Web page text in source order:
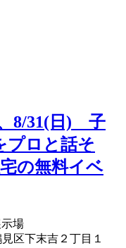
8/31(日) 子
プロと話そ
の無料イベ
場
区下末吉２丁目１